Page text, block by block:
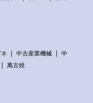
中古産業機械
中
萬古焼